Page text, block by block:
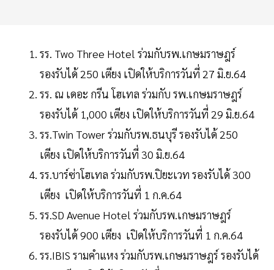
รร. Two Three Hotel ร่วมกับรพ.เกษมราษฎร์
รองรับได้ 250 เตียง เปิดให้บริการวันที่ 27 มิ.ย.64
รร. ณ เดอะ กรีน โฮเทล ร่วมกับ รพ.เกษมราษฎร์
รองรับได้ 1,000 เตียง เปิดให้บริการวันที่ 29 มิ.ย.64
รร.Twin Tower ร่วมกับรพ.ธนบุรี รองรับได้ 250
เตียง เปิดให้บริการวันที่ 30 มิ.ย.64
รร.บาร์ซ่าโฮเทล ร่วมกับรพ.ปิยะเวท รองรับได้ 300
เตียง เปิดให้บริการวันที่ 1 ก.ค.64
รร.SD Avenue Hotel ร่วมกับรพ.เกษมราษฎร์
รองรับได้ 900 เตียง เปิดให้บริการวันที่ 1 ก.ค.64
รร.IBIS รามคำแหง ร่วมกับรพ.เกษมราษฎร์ รองรับได้